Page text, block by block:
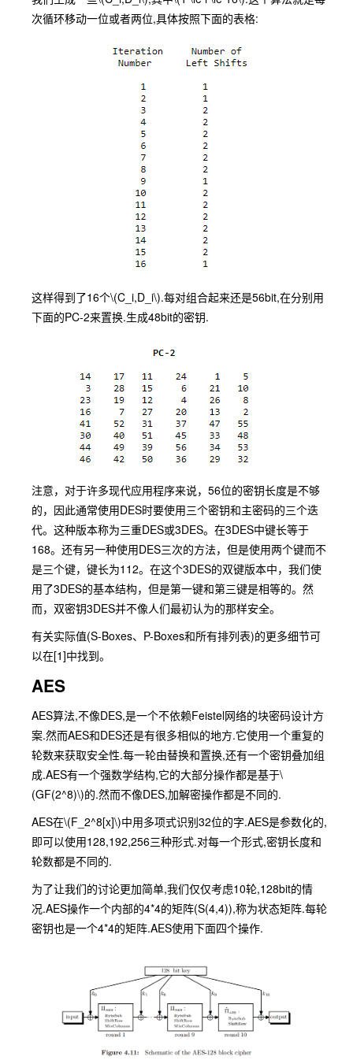
次循环移动一位或者两位,具体按照下面的表格:
这样得到了16个\(C_i,D_i\).每对组合起来还是56bit,在分别用
下面的PC-2来置换.生成48bit的密钥.
注意，对于许多现代应用程序来说，56位的密钥长度是不够
的，因此通常使用DES时要使用三个密钥和主密码的三个迭
代。这种版本称为三重DES或3DES。在3DES中键长等于
168。还有另一种使用DES三次的方法，但是使用两个键而不
是三个键，键长为112。在这个3DES的双键版本中，我们使
用了3DES的基本结构，但是第一键和第三键是相等的。然
而，双密钥3DES并不像人们最初认为的那样安全。
有关实际值(S-Boxes、P-Boxes和所有排列表)的更多细节可
以在[1]中找到。
AES
AES算法,不像DES,是一个不依赖Feistel网络的块密码设计方
案.然而AES和DES还是有很多相似的地方.它使用一个重复的
轮数来获取安全性.每一轮由替换和置换,还有一个密钥叠加组
成.AES有一个强数学结构,它的大部分操作都是基于\
(GF(2^8)\)的.然而不像DES,加解密操作都是不同的.
AES在\(F_2^8[x]\)中用多项式识别32位的字.AES是参数化的,
即可以使用128,192,256三种形式.对每一个形式,密钥长度和
轮数都是不同的.
为了让我们的讨论更加简单,我们仅仅考虑10轮,128bit的情
况.AES操作一个内部的4*4的矩阵(S(4,4)),称为状态矩阵.每轮
密钥也是一个4*4的矩阵.AES使用下面四个操作.